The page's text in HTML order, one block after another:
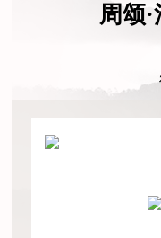
周颂